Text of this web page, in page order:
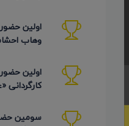
اولین
اولین
سومین